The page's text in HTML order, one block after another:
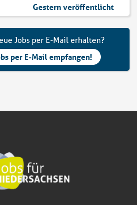
Gestern veröffentlicht
Jobs per E-Mail erhalten?
per E-Mail empfangen!